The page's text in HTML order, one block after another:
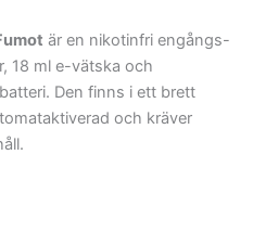
är en nikotinfri engångs-
18 ml e-vätska och
Den finns i ett brett
och kräver